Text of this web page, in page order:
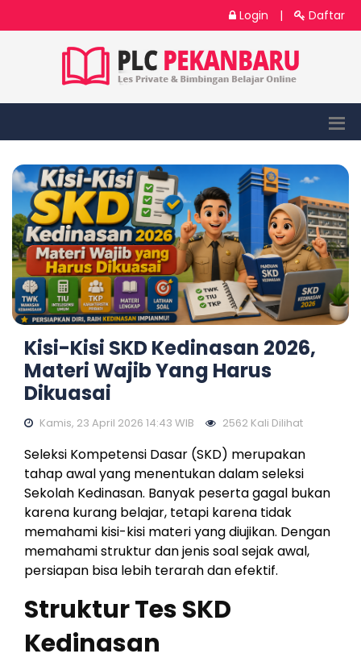
Login | Daftar
Kisi-Kisi SKD Kedinasan 2026,
Materi Wajib Yang Harus
Dikuasai
Kamis, 23 April 2026 14:43 WIB 2562 Kali Dilihat
Seleksi Kompetensi Dasar (SKD) merupakan
tahap awal yang menentukan dalam seleksi
Sekolah Kedinasan. Banyak peserta gagal bukan
karena kurang belajar, tetapi karena tidak
memahami kisi-kisi materi yang diujikan. Dengan
memahami struktur dan jenis soal sejak awal,
persiapan bisa lebih terarah dan efektif.
Struktur Tes SKD
Kedinasan